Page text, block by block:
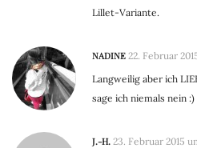
Lillet-Variante.
NADINE 22. Februar
Langweilig aber ich
sage ich niemals nein :)
J.-H. 23. Februar 2015